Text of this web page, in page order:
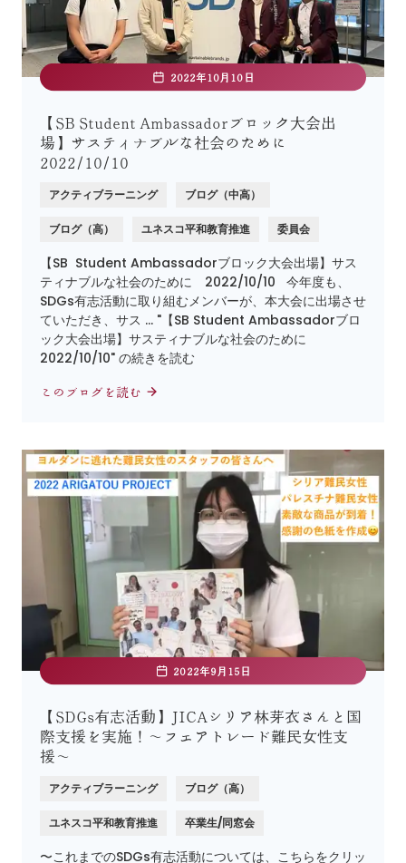
2022年10月10日
【SB Student Ambassadorブロック大会出
場】サスティナブルな社会のために
2022/10/10
アクティブラーニング ブログ（中高）
ブログ（高） ユネスコ平和教育推進 委員会
【SB Student Ambassadorブロック大会出場】サス
ティナブルな社会のために 2022/10/10 今年度も、
SDGs有志活動に取り組むメンバーが、本大会に出場させ
ていただき、サス … "【SB Student Ambassadorブロ
ック大会出場】サスティナブルな社会のために
2022/10/10" の続きを読む
このブログを読む
2022年9月15日
【SDGs有志活動】JICAシリア林芽衣さんと国
際支援を実施！〜フェアトレード難民女性支
援〜
アクティブラーニング ブログ（高）
ユネスコ平和教育推進 卒業生/同窓会
〜これまでのSDGs有志活動については、こちらをクリッ